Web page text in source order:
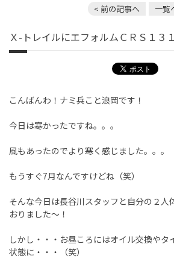
< 前の記事へ 一覧
Ｘ-トレイルにエフォルムＣＲＳ１３
こんばんわ！ナミ兵こと浪岡です！
今日は寒かったですね。。。
風もあったのでより寒く感じました。。。
もうすぐ7月なんですけどね（笑）
そんな今日は長谷川スタッフと自分の２人
おりました～！
しかし・・・お昼ころにはオイル交換やタ
状態に・・・（笑）